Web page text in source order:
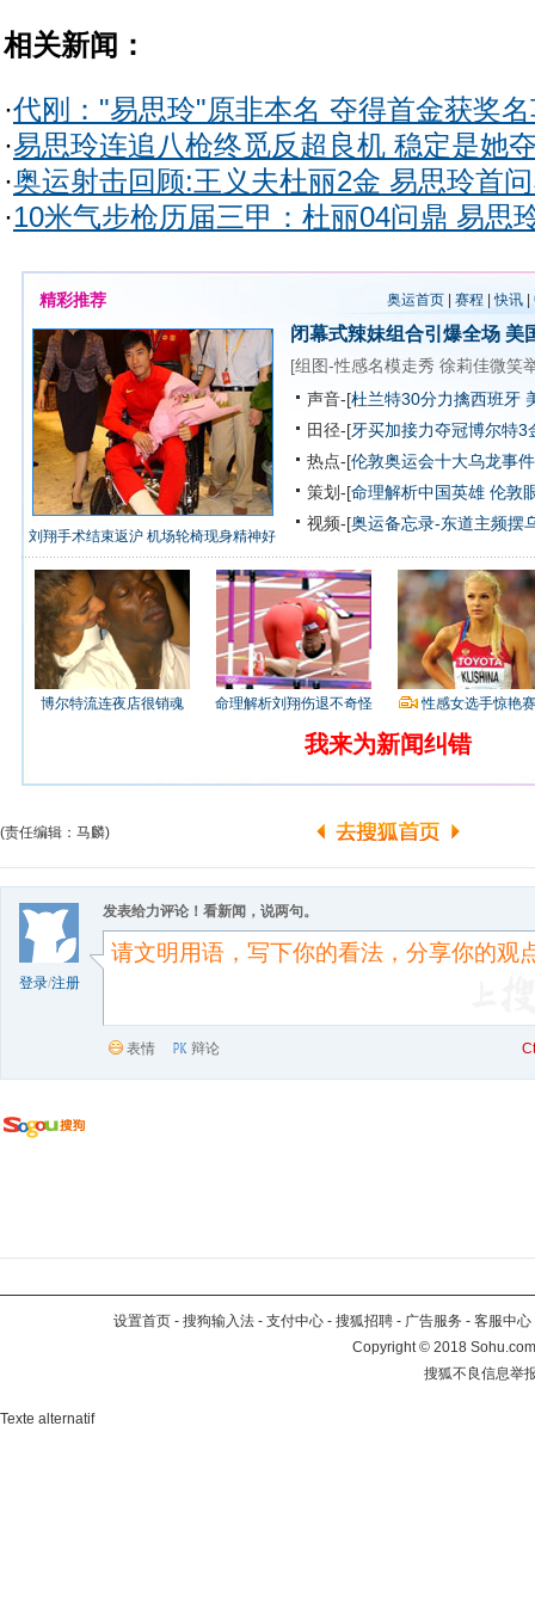
相关新闻：
·代刚："易思玲"原非本名 夺得首金获奖
·易思玲连追八枪终觅反超良机 稳定是她
·奥运射击回顾:王义夫杜丽2金 易思玲首
·10米气步枪历届三甲：杜丽04问鼎 易思
精彩推荐 奥运首页| 赛程 |快讯|
刘翔手术结束返沪 机场轮椅现身精神好
闭幕式辣妹组合引爆全场 美
[组图-性感名模走秀 徐莉佳微笑
声音-[杜兰特30分力擒西班牙
田径-[牙买加接力夺冠博尔特3
热点-[伦敦奥运会十大乌龙事件
策划-[命理解析中国英雄 伦敦
视频-[奥运备忘录-东道主频摆
博尔特流连夜店很销魂 命理解析刘翔伤退不奇怪 性感女选手惊艳
我来为新闻纠错
(责任编辑：马麟)
登录/注册
发表给力评论！看新闻，说两句。
表情 辩论
设置首页 - 搜狗输入法 - 支付中心 - 搜狐招聘 - 广告服务 - 客服中心
Copyright©2018
搜狐不良信息举
Texte alternatif